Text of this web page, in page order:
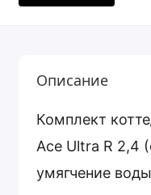
Описание
Комплект
Ace Ultra R 2,4
умягчение